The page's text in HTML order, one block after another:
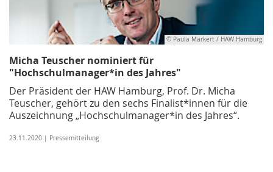
© Paula Markert / HAW Hamburg
Micha Teuscher nominiert für
"Hochschulmanager*in des Jahres"
Der Präsident der HAW Hamburg, Prof. Dr. Micha
Teuscher, gehört zu den sechs Finalist*innen für die
Auszeichnung „Hochschulmanager*in des Jahres“.
23.11.2020 | Pressemitteilung